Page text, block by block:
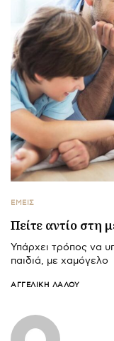
ΕΜΕΙΣ
Πείτε αντίο στη
Υπάρχει τρόπος να
παιδιά, με χαμόγελο
ΑΓΓΕΛΙΚΉ ΛΆΛΟΥ